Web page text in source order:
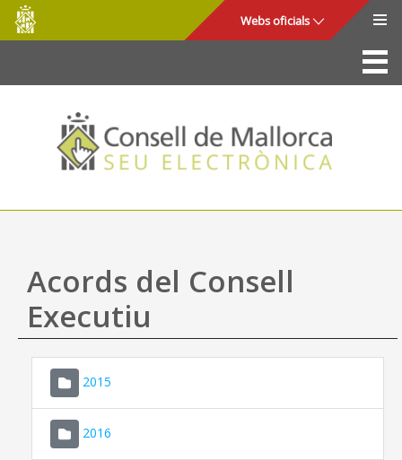
Salta al contingut principal
Consell
de
Mallorca
Webs oficials
La Seu
Consell de Mallorca
Accés i seguretat
Utilitats
Ajuda
Acords del Consell
Executiu
2015
2016